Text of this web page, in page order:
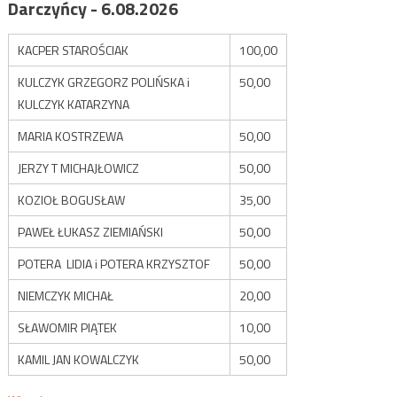
Darczyńcy - 6.08.2026
KACPER STAROŚCIAK
100,00
KULCZYK GRZEGORZ POLIŃSKA i
KULCZYK KATARZYNA
50,00
MARIA KOSTRZEWA
50,00
JERZY T MICHAJŁOWICZ
50,00
KOZIOŁ BOGUSŁAW
35,00
PAWEŁ ŁUKASZ ZIEMIAŃSKI
50,00
POTERA LIDIA i POTERA KRZYSZTOF
50,00
NIEMCZYK MICHAŁ
20,00
SŁAWOMIR PIĄTEK
10,00
KAMIL JAN KOWALCZYK
50,00